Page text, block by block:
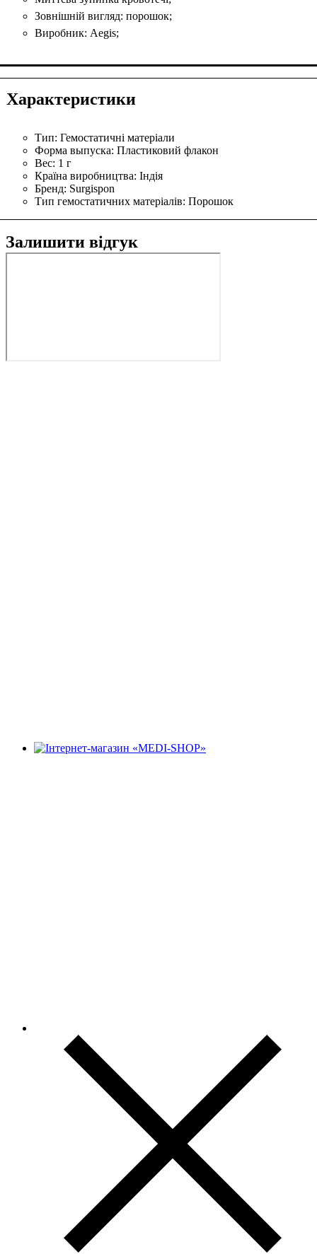
Зовнішній вигляд: порошок;
Виробник: Aegis;
Характеристики
Тип: Гемостатичні матеріали
Форма выпуска: Пластиковий флакон
Вес: 1 г
Країна виробництва: Індія
Бренд: Surgispon
Тип гемостатичних матеріалів: Порошок
Залишити відгук